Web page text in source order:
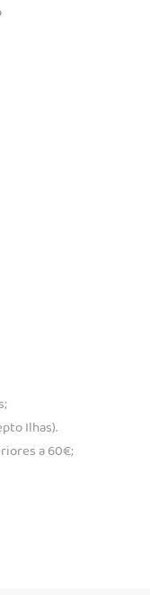
Ilhas).
a 60€;